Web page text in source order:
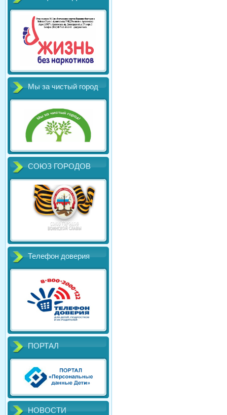
Мы за чистый город
СОЮЗ ГОРОДОВ
Телефон доверия
ПОРТАЛ
НОВОСТИ